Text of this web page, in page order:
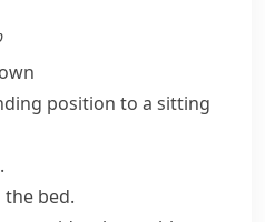
position to a sitting
the bed.